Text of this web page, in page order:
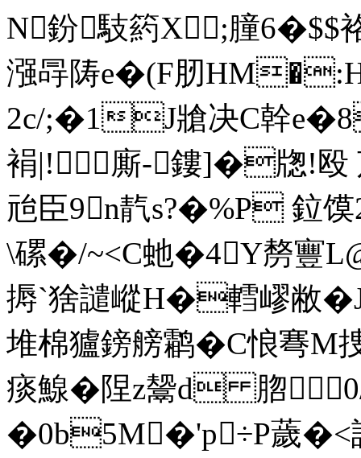
N鈖馶箹X;膧6�$$
漒冔陦e�(F肕
2 c/;�1J牄 决C
裐|!廝-鏤]�牎!殴
兘臣9n靔s?�%P 鉝馍
\磥�/~< C虵�4 Y剺寷
搙`猞譴嵷H�轌嵺敝�
堆棉獹鎊艕鹴�C悢弿M
痰鰁�陧z鬶d 脗
�0b5M�'p÷P薉�<